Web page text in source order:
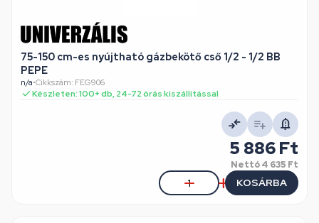
75-150 cm-es nyújtható gázbekötő cső 1/2 - 1/2 BB
PEPE
n/a•Cikkszám: FEG906
Készleten: 100+ db, 24-72 órás kiszállítással
5 886 Ft
Nettó4 635 Ft
KOSÁRBA